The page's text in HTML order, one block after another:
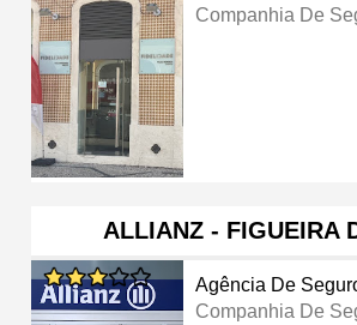
Companhia De
ALLIANZ - FIGUEIRA
Agência De
Companhia De